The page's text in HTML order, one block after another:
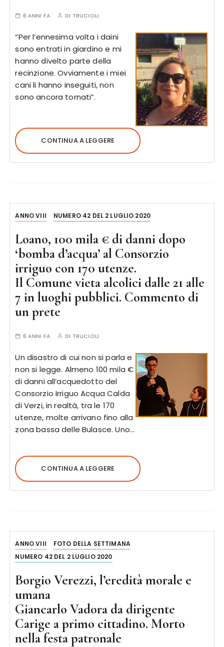
6 ANNI FA DI TRUCIOLI
“Per l’ennesima volta i daini
sono entrati in giardino e mi
hanno divelto parte della
recinzione. Ovviamente i miei
cani li hanno inseguiti, non
sono ancora tornati”.
CONTINUA A LEGGERE
ANNO VIII NUMERO 42 DEL 2 LUGLIO 2020
Loano, 100 mila € di danni dopo
‘bomba d’acqua’ al Consorzio
irriguo con 170 utenze.
Il Comune vieta alcolici dalle 21 alle
7 in luoghi pubblici. Commento di
un prete
6 ANNI FA DI TRUCIOLI
Un disastro di cui non si parla e
non si legge. Almeno 100 mila €
di danni all’acquedotto del
Consorzio Irriguo Acqua Calda
di Verzi, in realtà, tra le 170
utenze, molte arrivano fino alla
zona bassa delle Bulasce. Uno…
CONTINUA A LEGGERE
ANNO VIII
FOTO DELLA SETTIMANA
NUMERO 42 DEL 2 LUGLIO 2020
Borgio Verezzi, l’eredità morale e
umana
Giancarlo Vadora da dirigente
Carige a primo cittadino. Morto
nella festa patronale